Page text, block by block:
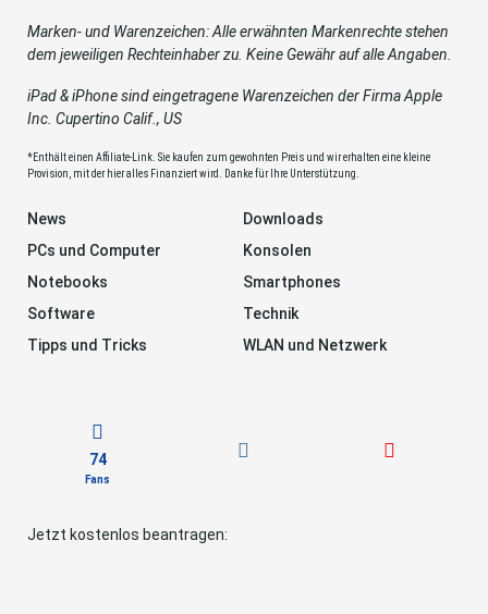
Marken- und Warenzeichen: Alle erwähnten Markenrechte stehen
dem jeweiligen Rechteinhaber zu. Keine Gewähr auf alle Angaben.
iPad & iPhone sind eingetragene Warenzeichen der Firma Apple
Inc. Cupertino Calif., US
*Enthält einen Affiliate-Link. Sie kaufen zum gewohnten Preis und wir erhalten eine kleine
Provision, mit der hier alles Finanziert wird. Danke für Ihre Unterstützung.
News
Downloads
PCs und Computer
Konsolen
Notebooks
Smartphones
Software
Technik
Tipps und Tricks
WLAN und Netzwerk
74
Fans
Jetzt kostenlos beantragen: